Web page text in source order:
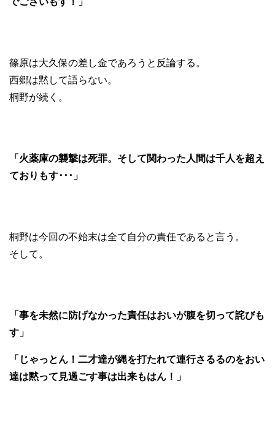
篠原は大久保の差し金であろうと反論する。
西郷は黙して語らない。
桐野が続く。
「火薬庫の襲撃は死罪。そして関わった人間は千人を超え
ておりもす･･･」
桐野は今回の不始末は全て自分の責任であると言う。
そして。
「事を未然に防げなかった責任はおいが腹を切って詫びも
す」
「じゃっとん！二才達が縄を打たれて連行さるるのをおい
達は黙って見過ごす事は出来もはん！」